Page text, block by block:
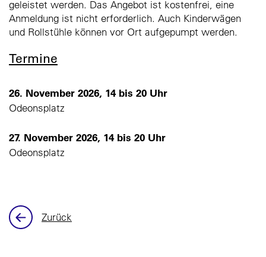
geleistet werden. Das Angebot ist kostenfrei, eine
Anmeldung ist nicht erforderlich. Auch Kinderwägen
und Rollstühle können vor Ort aufgepumpt werden.
Termine
26. November 2026, 14 bis 20 Uhr
Odeonsplatz
27. November 2026, 14 bis 20 Uhr
Odeonsplatz
Zurück